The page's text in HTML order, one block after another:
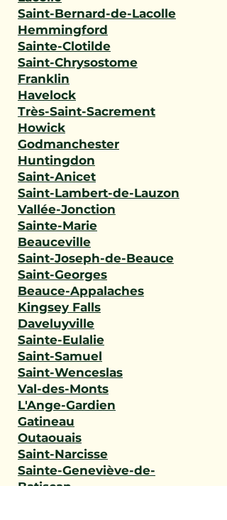
Saint-Bernard-de-Lacolle
Hemmingford
Sainte-Clotilde
Saint-Chrysostome
Franklin
Havelock
Très-Saint-Sacrement
Howick
Godmanchester
Huntingdon
Saint-Anicet
Saint-Lambert-de-Lauzon
Vallée-Jonction
Sainte-Marie
Beauceville
Saint-Joseph-de-Beauce
Saint-Georges
Beauce-Appalaches
Kingsey Falls
Daveluyville
Sainte-Eulalie
Saint-Samuel
Saint-Wenceslas
Val-des-Monts
L'Ange-Gardien
Gatineau
Outaouais
Saint-Narcisse
Sainte-Geneviève-de-
Batiscan